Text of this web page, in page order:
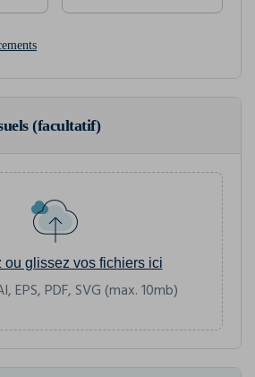
(facultatif)
ou glissez vos fichiers ici
EPS, PDF, SVG (max. 10mb)